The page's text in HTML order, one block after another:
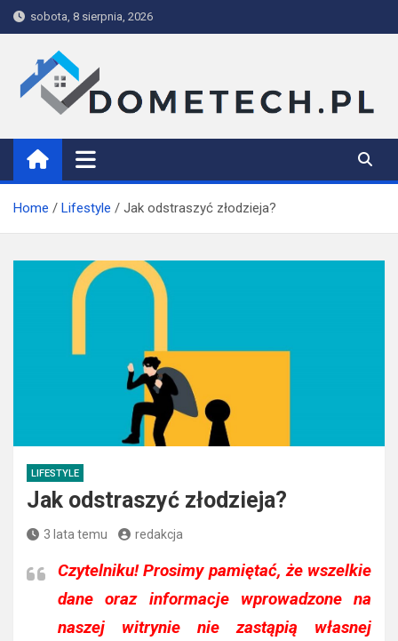
Skip
to
sobota, 8 sierpnia, 2026
Dometech
Home Lifestyle Jak odstraszyć złodzieja?
LIFESTYLE
Jak odstraszyć złodzieja?
3 lata temu redakcja
Czytelniku!Prosimy pamiętać, że wszelkie
dane oraz informacje wprowadzone na
naszej witrynie nie zastąpią własnej